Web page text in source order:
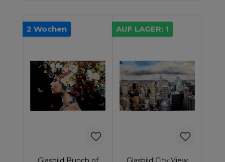
2 Wochen AUF LAGER: 1